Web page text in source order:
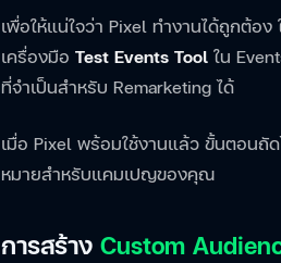
เพื่อให้แน่ใจว่า Pixel ทำงานได้ถูกต้อง
เครื่องมือ Test Events Tool ใน
ที่จำเป็นสำหรับ Remarketing ได้
เมื่อ Pixel พร้อมใช้งานแล้ว ขั้นตอนถั
หมายสำหรับแคมเปญของคุณ
การสร้าง Custom